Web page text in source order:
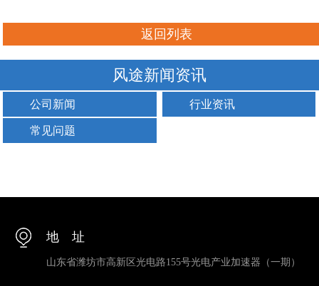
返回列表
风途新闻资讯
公司新闻 行业资讯
常见问题
地 址
山东省潍坊市高新区光电路155号光电产业加速器（一期）